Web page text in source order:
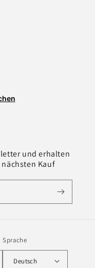
und erhalten
nächsten Kauf
Sprache
Deutsch